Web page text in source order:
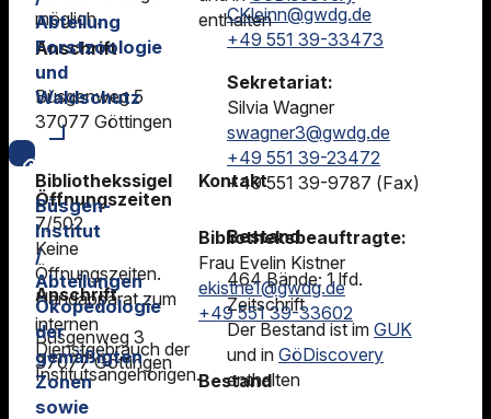
möglich.
enthalten
Anschrift
Büsgenweg 5
37077 Göttingen
Öffnungszeiten
Keine
Öffnungszeiten.
Handapparat zum
internen
Dienstgebrauch der
Institutsangehörigen.
CKleinn@gwdg.de
+49 551 39-33473
Sekretariat:
Silvia Wagner
swagner3@gwdg.de
+49 551 39-23472
+49 551 39-9787 (Fax)
Bestand
464 Bände; 1 lfd.
Zeitschrift
Der Bestand ist im GUK
und in GöDiscovery
enthalten
Abteilung
Forstzoologie
und
Waldschutz
Bibliothekssigel
7/502
Anschrift
Büsgenweg 3
37077 Göttingen
Kontakt
Bibliotheksbeauftragte:
Frau Evelin Kistner
ekistne1@gwdg.de
+49 551 39-33602
Bestand
Büsgen-
Institut
/
Abteilungen
Ökopedologie
der
gemäßigten
Zonen
sowie